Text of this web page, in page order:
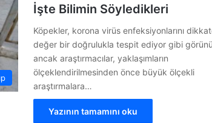
İşte Bilimin Söyledikleri
Köpekler, korona virüs enfeksiyonlarını
değer bir doğrulukla tespit ediyor gibi
ancak araştırmacılar, yaklaşımların
ölçeklendirilmesinden önce büyük ölçekli
araştırmalara…
Yazının tamamını oku